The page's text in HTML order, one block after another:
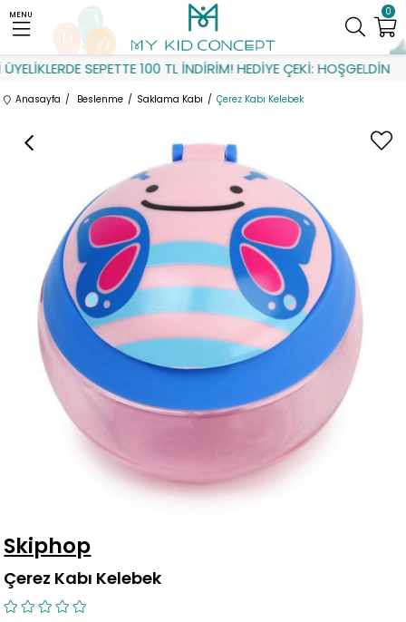
SEPETTE 100 TL İNDİRİM! HEDİYE ÇEKİ: HOŞGELDİN
0
MENU
Anasayfa Beslenme Saklama Kabı Çerez Kabı Kelebek
Skiphop
Çerez Kabı Kelebek